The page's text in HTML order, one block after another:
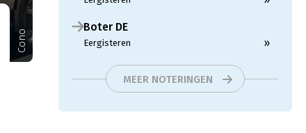
Cono
Boter DE
Eergisteren »
MEER NOTERINGEN